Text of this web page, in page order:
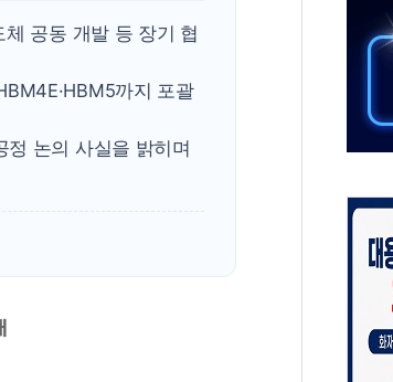
가온전선, 싱가포르 도시철도 전력망 구축
정점식, '부산 돌려차기' 부적절 발언 논란
[특징주] 美 반도체 약세에 S7 모두 '파란불'
정점식 "경찰, 민중 아닌 권력 지팡이 자
공동 개발 등 장기 협
까지 포괄
정 논의 사실을 밝히며